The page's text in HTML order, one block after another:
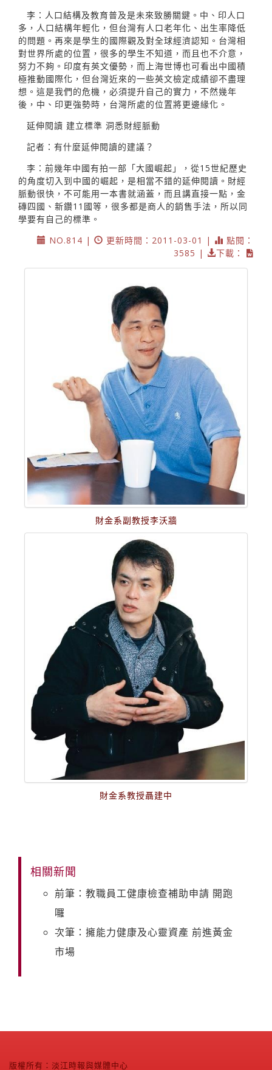
李：人口結構及教育普及是未來致勝關鍵。中、印人口
多，人口結構年輕化，但台灣有人口老年化、出生率降低
的問題。再來是學生的國際觀及對全球經濟認知。台灣相
對世界所處的位置，很多的學生不知道，而且也不介意，
努力不夠。印度有英文優勢，而上海世博也可看出中國積
極推動國際化，但台灣近來的一些英文檢定成績卻不盡理
想。這是我們的危機，必須提升自己的實力，不然幾年
後，中、印更強勢時，台灣所處的位置將更邊緣化。
延伸閱讀 建立標準 洞悉財經脈動
記者：有什麼延伸閱讀的建議？
李：前幾年中國有拍一部「大國崛起」，從15世紀歷史
的角度切入到中國的崛起，是相當不錯的延伸閱讀。財經
脈動很快，不可能用一本書就涵蓋，而且講直接一點，金
磚四國、新鑽11國等，很多都是商人的銷售手法，所以同
學要有自己的標準。
NO.814 |
更新時間：2011-03-01 |
點閱：
3585 |
下載：
財金系副教授李沃牆
財金系教授聶建中
相關新聞
前筆：教職員工健康檢查補助申請 開跑
囉
次筆：擁能力健康及心靈資產 前進黃金
市場
版權所有：淡江時報與媒體中心